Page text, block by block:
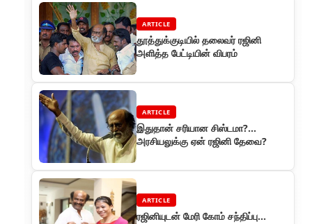
ARTICLE
தூத்துக்குடியில் தலைவர் ரஜினி
அளித்த பேட்டியின் விபரம்
ARTICLE
இதுதான் சரியான சிஸ்டமா?...
அரசியலுக்கு ஏன் ரஜினி தேவை?
ARTICLE
ரஜினியுடன் மேரி கோம் சந்திப்பு…